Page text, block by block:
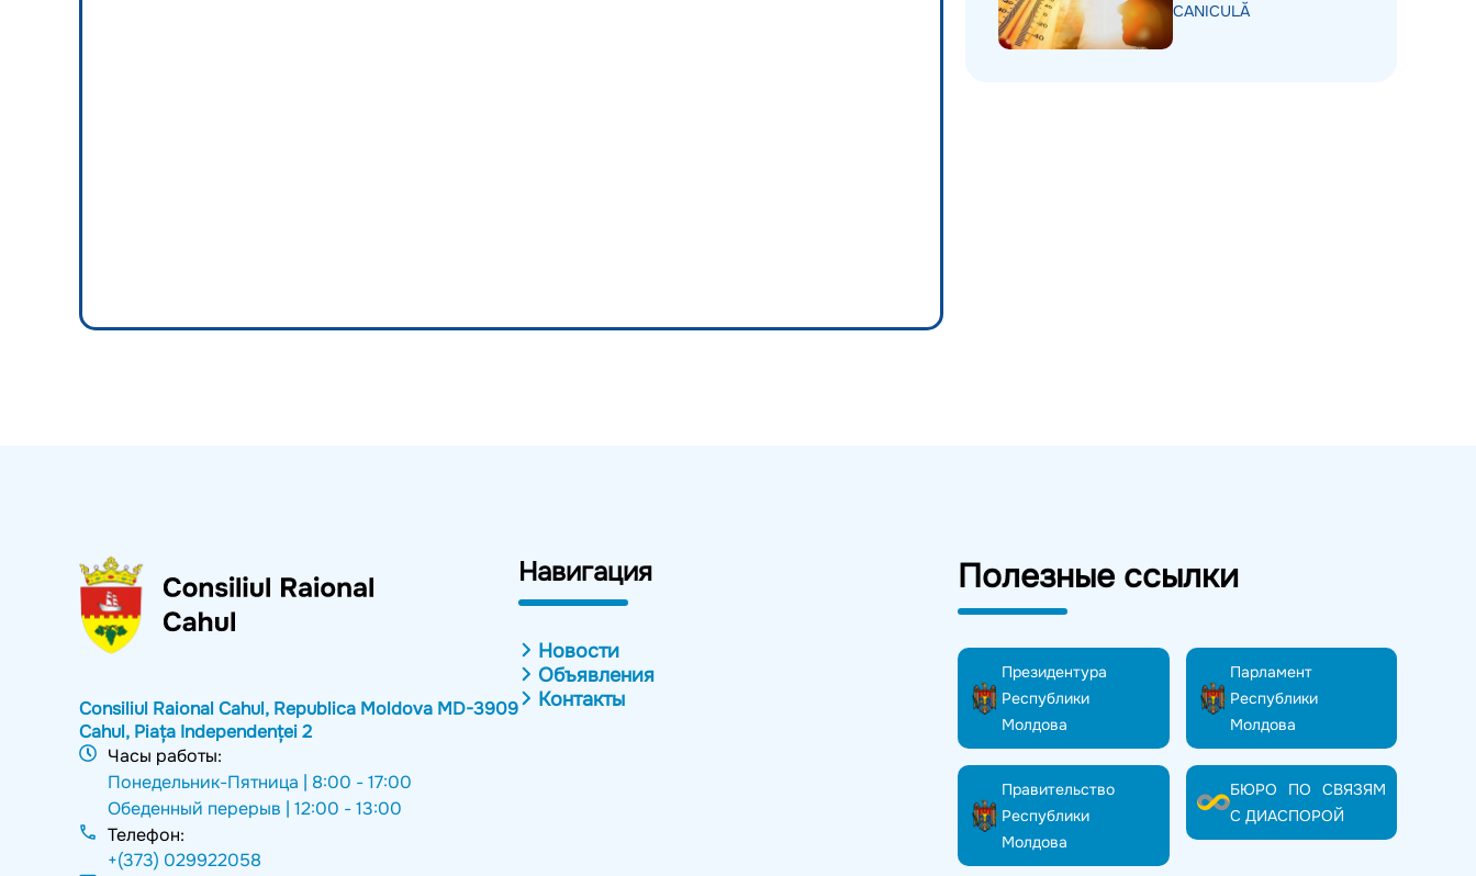
CANICULĂ
Consiliul Raional Cahul, Republica Moldova MD-3909
Cahul, Piața Independenței 2
Часы работы:
Понедельник-Пятница | 8:00 - 17:00
Обеденный перерыв | 12:00 - 13:00
Телефон:
+(373) 029922058
Навигация
Новости
Объявления
Контакты
Полезные ссылки
Президентура
Республики
Молдова
Парламент
Республики
Молдова
Правительство
Республики
Молдова
БЮРО ПО СВЯЗЯМ
С ДИАСПОРОЙ